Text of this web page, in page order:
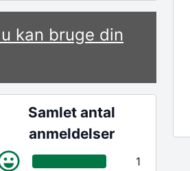
kan bruge din
Samlet antal
anmeldelser
1